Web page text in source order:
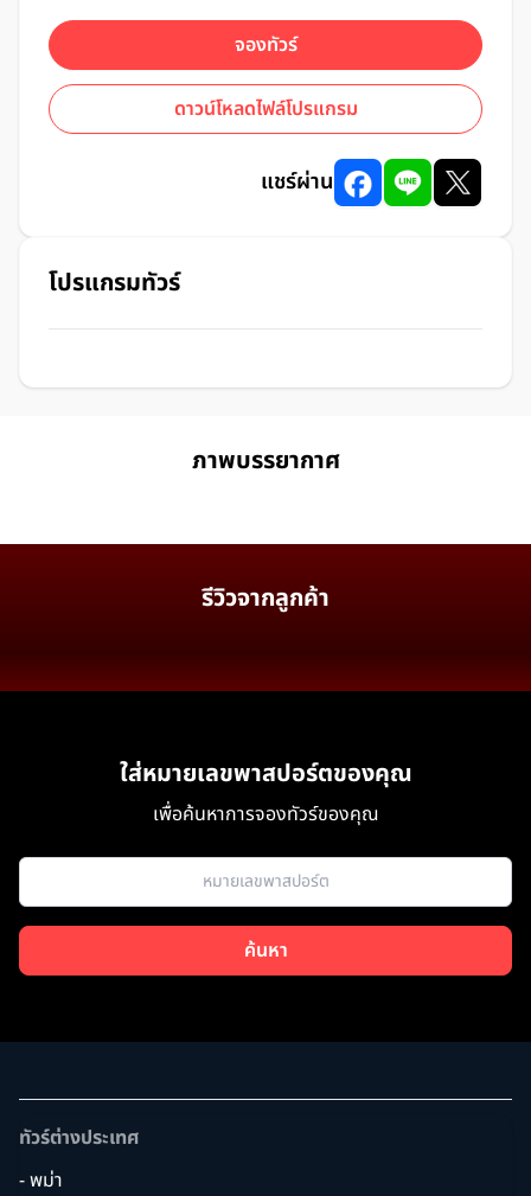
จองทัวร์
ดาวน์โหลดไฟล์โปรแกรม
แชร์ผ่าน
โปรแกรมทัวร์
ภาพบรรยากาศ
รีวิวจากลูกค้า
ใส่หมายเลขพาสปอร์ตของคุณ
เพื่อค้นหาการจองทัวร์ของคุณ
ค้นหา
ทัวร์ต่างประเทศ
- พม่า